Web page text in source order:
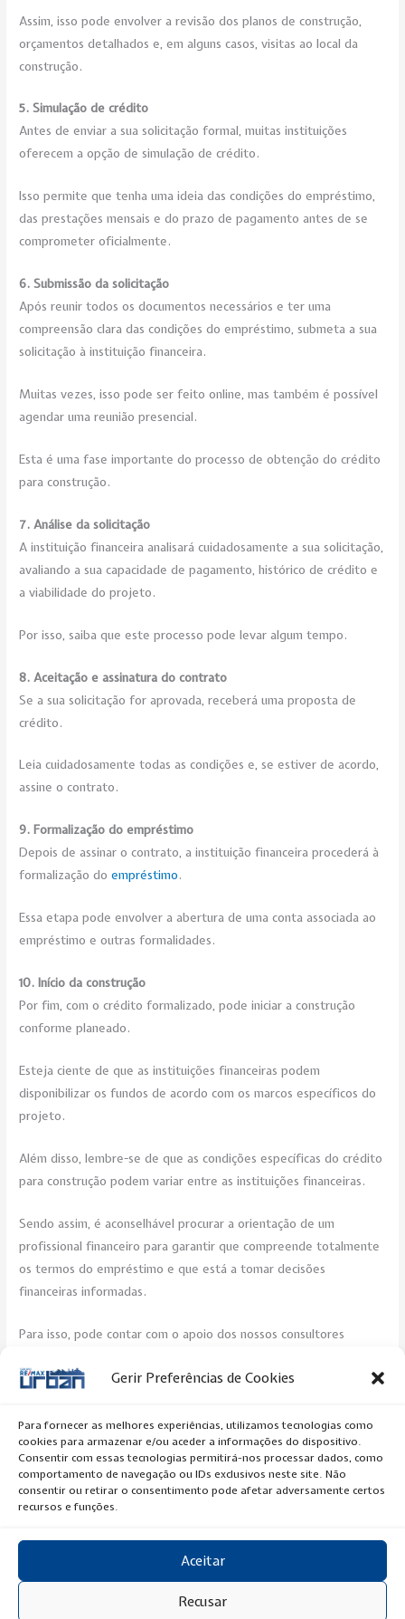
Gerir Preferências de Cookies
Para fornecer as melhores experiências, utilizamos tecnologias como
cookies para armazenar e/ou aceder a informações do dispositivo.
Consentir com essas tecnologias permitirá-nos processar dados, como
comportamento de navegação ou IDs exclusivos neste site. Não
consentir ou retirar o consentimento pode afetar adversamente certos
recursos e funções.
Aceitar
Recusar
Assim, isso pode envolver a revisão dos planos de construção,
orçamentos detalhados e, em alguns casos, visitas ao local da
construção.
5. Simulação de crédito
Antes de enviar a sua solicitação formal, muitas instituições
oferecem a opção de simulação de crédito.
Isso permite que tenha uma ideia das condições do empréstimo,
das prestações mensais e do prazo de pagamento antes de se
comprometer oficialmente.
6. Submissão da solicitação
Após reunir todos os documentos necessários e ter uma
compreensão clara das condições do empréstimo, submeta a sua
solicitação à instituição financeira.
Muitas vezes, isso pode ser feito online, mas também é possível
agendar uma reunião presencial.
Esta é uma fase importante do processo de obtenção do crédito
para construção.
7. Análise da solicitação
A instituição financeira analisará cuidadosamente a sua solicitação,
avaliando a sua capacidade de pagamento, histórico de crédito e
a viabilidade do projeto.
Por isso, saiba que este processo pode levar algum tempo.
8. Aceitação e assinatura do contrato
Se a sua solicitação for aprovada, receberá uma proposta de
crédito.
Leia cuidadosamente todas as condições e, se estiver de acordo,
assine o contrato.
9. Formalização do empréstimo
Depois de assinar o contrato, a instituição financeira procederá à
formalização doempréstimo.
Essa etapa pode envolver a abertura de uma conta associada ao
empréstimo e outras formalidades.
10. Início da construção
Por fim, com o crédito formalizado, pode iniciar a construção
conforme planeado.
Esteja ciente de que as instituições financeiras podem
disponibilizar os fundos de acordo com os marcos específicos do
projeto.
Além disso, lembre-se de que as condições específicas do crédito
para construção podem variar entre as instituições financeiras.
Sendo assim, é aconselhável procurar a orientação de um
profissional financeiro para garantir que compreende totalmente
os termos do empréstimo e que está a tomar decisões
financeiras informadas.
Para isso, pode contar com o apoio dos nossos consultores
←Previous Artigo Next Artigo
Copyright © 2020 RE/MAX Urban